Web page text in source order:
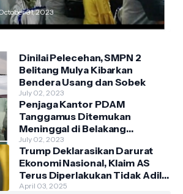
31, 2023
Dinilai Pelecehan, SMPN 2
Belitang Mulya Kibarkan
Bendera Usang dan Sobek
July 02, 2023
Penjaga Kantor PDAM
Tanggamus Ditemukan
Meninggal di Belakang
Kantornya.
July 02, 2023
Trump Deklarasikan Darurat
Ekonomi Nasional, Klaim AS
Terus Diperlakukan Tidak Adil
oleh Negara Asing"
April 03, 2025